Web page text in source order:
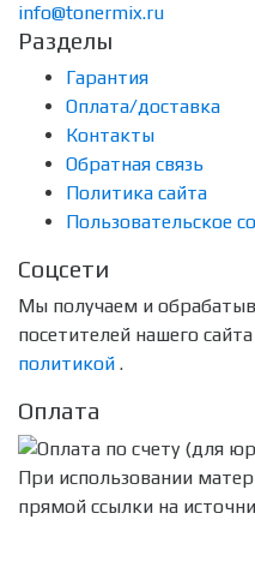
info@tonermix.ru
Разделы
Гарантия
Оплата/доставка
Контакты
Обратная связь
Политика сайта
Пользовательское
Соцсети
Мы получаем и
посетителей нашего
политикой .
Оплата
При использовании
прямой ссылки на